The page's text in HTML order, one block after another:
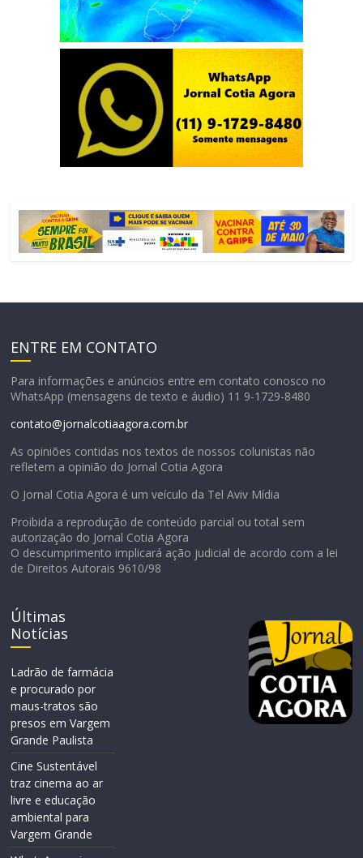
ENTRE EM CONTATO
Para informações e anúncios entre em contato conosco no
WhatsApp (mensagens de texto e áudio) 11 9-1729-8480
contato@jornalcotiaagora.com.br
As opiniões contidas nos textos de nossos colunistas não
refletem a opinião do Jornal Cotia Agora
O Jornal Cotia Agora é um veículo da Tel Aviv Mídia
Proibida a reprodução de conteúdo parcial ou total sem
autorização do Jornal Cotia Agora
O descumprimento implicará ação judicial de acordo com a lei
de Direitos Autorais 9610/98
Últimas
Notícias
Ladrão de farmácia
e procurado por
maus-tratos são
presos em Vargem
Grande Paulista
Cine Sustentável
traz cinema ao ar
livre e educação
ambiental para
Vargem Grande